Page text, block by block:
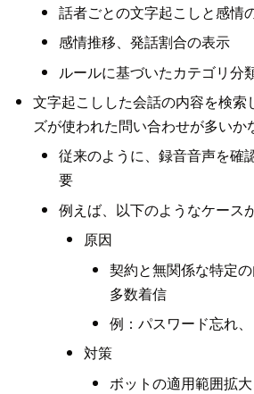
話者ごとの文字起こしと感情
感情推移、発話割合の表示
ルールに基づいたカテゴリ分
文字起こしした会話の内容を検索
ズが使われた問い合わせが多いか
従来のように、録音音声を確
要
例えば、以下のようなケース
原因
契約と無関係な特定
多数着信
例：パスワード忘れ
対策
ボットの適用範囲拡